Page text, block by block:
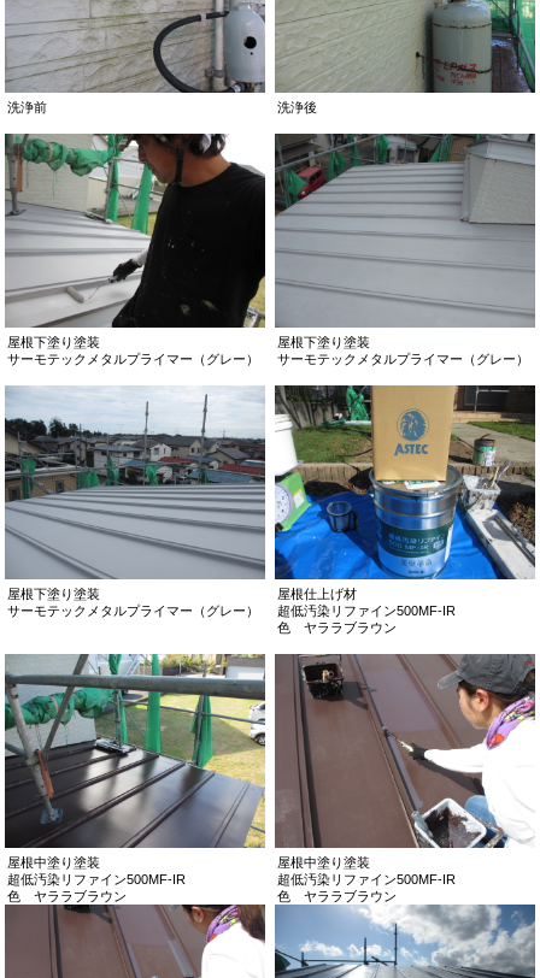
洗浄前 洗浄後
屋根下塗り塗装
サーモテックメタルプライマー（グレー）
屋根下塗り塗装
サーモテックメタルプライマー（グレー）
屋根下塗り塗装
サーモテックメタルプライマー（グレー）
屋根仕上げ材
超低汚染リファイン500MF-IR
色 ヤララブラウン
屋根中塗り塗装
超低汚染リファイン500MF-IR
色 ヤララブラウン
屋根中塗り塗装
超低汚染リファイン500MF-IR
色 ヤララブラウン